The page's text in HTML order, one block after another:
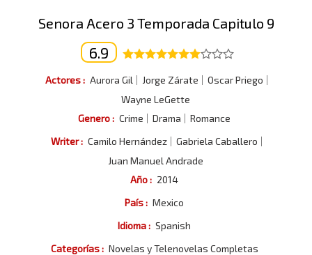
Senora Acero 3 Temporada Capitulo 9
6.9
Actores : Aurora Gil Jorge Zárate
Oscar Priego
Wayne LeGette
Genero : Crime Drama
Romance
Writer : Camilo Hernández
Gabriela Caballero
Juan Manuel Andrade
Año : 2014
País : Mexico
Idioma : Spanish
Categorías : Novelas y Telenovelas Completas